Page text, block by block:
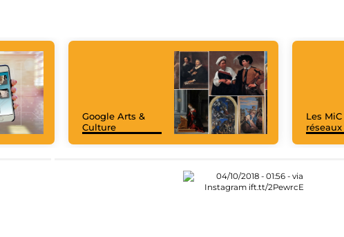
Google Arts &
Culture
Les